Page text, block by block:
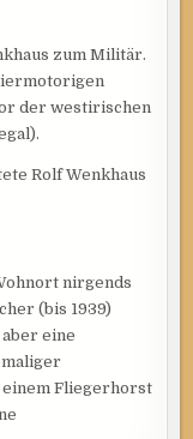
zum Militär.
der westirischen
Rolf Wenkhaus
nirgends
(bis 1939)
eine
einem Fliegerhorst